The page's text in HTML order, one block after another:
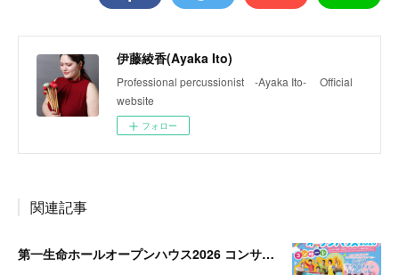
伊藤綾香(Ayaka Ito)
Professional percussionist -Ayaka Ito- Official
website
フォロー
関連記事
第一生命ホールオープンハウス2026 コンサート出演